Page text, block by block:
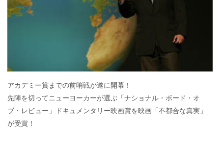
アカデミー賞までの前哨戦が遂に開幕！
先陣を切ってニューヨーカーが選ぶ「ナショナル・ボード・オ
ブ・レビュー」ドキュメンタリー映画賞を映画「不都合な真実」
が受賞！